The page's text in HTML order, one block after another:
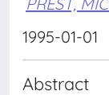
1995-01-01
Abstract